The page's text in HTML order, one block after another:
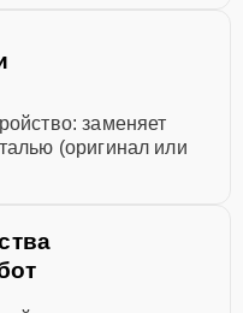
заменяет
(оригинал или